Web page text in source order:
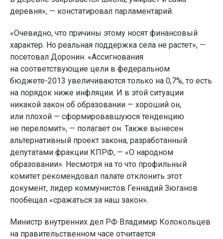
деревня», — констатировал парламентарий.
«Очевидно, что причины этому носят финансовый
характер. Но реальная поддержка села не растет», —
посетовал Доронин. «Ассигнования
на соответствующие цели в федеральном
бюджете-2013 увеличиваются только на 0,7%, то есть
на порядок ниже инфляции. И в этой ситуации
никакой закон об образовании — хороший он,
или плохой — сформировавшуюся тенденцию
не переломит», — полагает он. Также вынесен
альтернативный проект закона, разработанный
депутатами фракции КПРФ, — «О народном
образовании». Несмотря на то что профильный
комитет рекомендовал палате отклонить этот
документ, лидер коммунистов Геннадий Зюганов
пообещал «сражаться за наш закон».
Министр внутренних дел РФ Владимир Колокольцев
на правительственном часе отчитается